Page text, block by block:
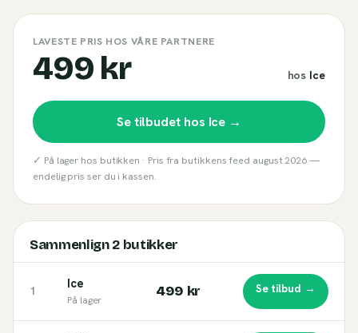
LAVESTE PRIS HOS VÅRE PARTNERE
499 kr hos Ice
Se tilbudet hos Ice →
✓ På lager hos butikken · Pris fra butikkens feed august 2026—
endelig pris ser du i kassen.
Sammenlign2butikker
1 Ice
På lager
499 kr Se tilbud →